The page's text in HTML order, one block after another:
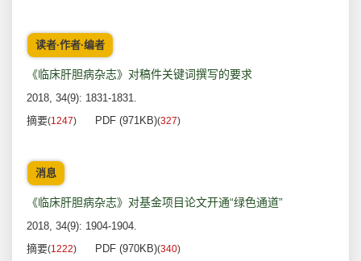
读者·作者·编者
《临床肝胆病杂志》对稿件关键词撰写的要求
2018, 34(9): 1831-1831.
摘要(1247) PDF (971KB)(327)
消息
《临床肝胆病杂志》对基金项目论文开通“绿色通道”
2018, 34(9): 1904-1904.
摘要(1222) PDF (970KB)(340)